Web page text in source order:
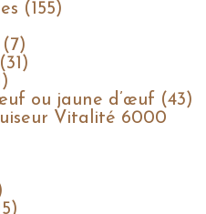
(155)
ou jaune d’œuf (43)
Vitalité 6000